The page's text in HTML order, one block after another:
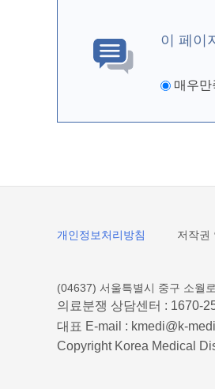
이 페이
매우만
개인정보처리방침 저작권
(04637) 서울특별시 중구 소월
의료분쟁 상담센터 : 1670-
대표 E-mail : kmedi@k-
Copyright Korea Medical